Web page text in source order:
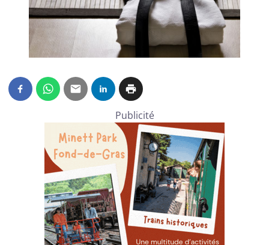
Publicité